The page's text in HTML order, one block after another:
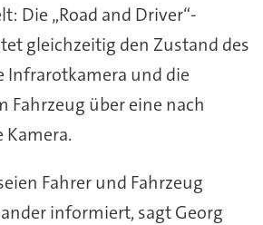
Die „Road and Driver“-
gleichzeitig den Zustand des
Infrarotkamera und die
Fahrzeug über eine nach
Fahrer und Fahrzeug
informiert, sagt Georg